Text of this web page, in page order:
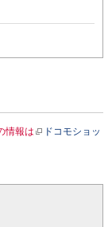
情報は
ドコモショッ